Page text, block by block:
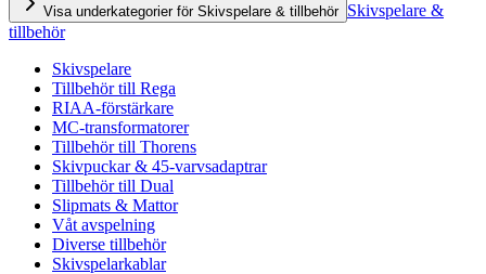
Visa underkategorier för Skivspelare & tillbehör Skivspelare &
tillbehör
Skivspelare
Tillbehör till Rega
RIAA-förstärkare
MC-transformatorer
Tillbehör till Thorens
Skivpuckar & 45-varvsadaptrar
Tillbehör till Dual
Slipmats & Mattor
Våt avspelning
Diverse tillbehör
Skivspelarkablar